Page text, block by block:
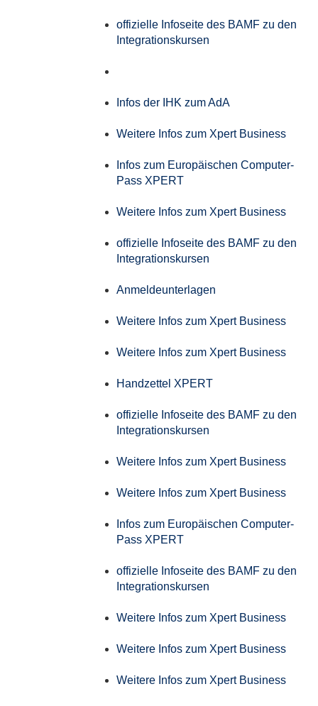
offizielle Infoseite des BAMF zu den
Integrationskursen
Infos der IHK zum AdA
Weitere Infos zum Xpert Business
Infos zum Europäischen Computer-
Pass XPERT
Weitere Infos zum Xpert Business
offizielle Infoseite des BAMF zu den
Integrationskursen
Anmeldeunterlagen
Weitere Infos zum Xpert Business
Weitere Infos zum Xpert Business
Handzettel XPERT
offizielle Infoseite des BAMF zu den
Integrationskursen
Weitere Infos zum Xpert Business
Weitere Infos zum Xpert Business
Infos zum Europäischen Computer-
Pass XPERT
offizielle Infoseite des BAMF zu den
Integrationskursen
Weitere Infos zum Xpert Business
Weitere Infos zum Xpert Business
Weitere Infos zum Xpert Business